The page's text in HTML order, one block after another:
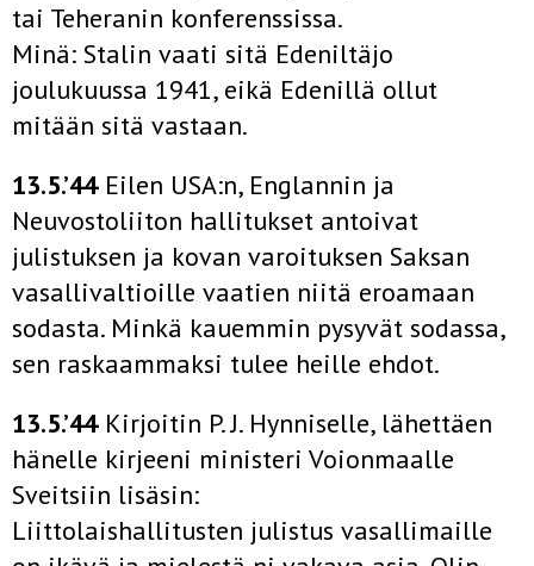
tai Teheranin konferenssissa.
Minä: Stalin vaati sitä Edeniltäjo
joulukuussa 1941, eikä Edenillä ollut
mitään sitä vastaan.
13.5.’44Eilen USA:n, Englannin ja
Neuvostoliiton hallitukset antoivat
julistuksen ja kovan varoituksen Saksan
vasallivaltioille vaatien niitä eroamaan
sodasta. Minkä kauemmin pysyvät sodassa,
sen raskaammaksi tulee heille ehdot.
13.5.’44Kirjoitin P. J. Hynniselle, lähettäen
hänelle kirjeeni ministeri Voionmaalle
Sveitsiin lisäsin:
Liittolaishallitusten julistus vasallimaille